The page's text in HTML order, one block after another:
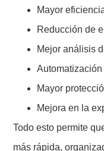
Mayor
Reducción de
Mejor análisis
Mayor
Mejora en la
Todo esto permite
más rápida,